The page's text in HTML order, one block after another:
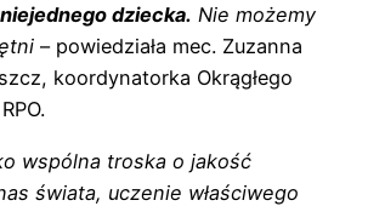
dziecka. Nie możemy
– powiedziała mec. Zuzanna
koordynatorka Okrągłego
wspólna troska o jakość
świata, uczenie właściwego